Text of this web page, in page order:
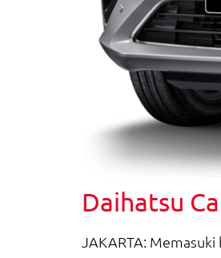
Daihatsu
JAKARTA: